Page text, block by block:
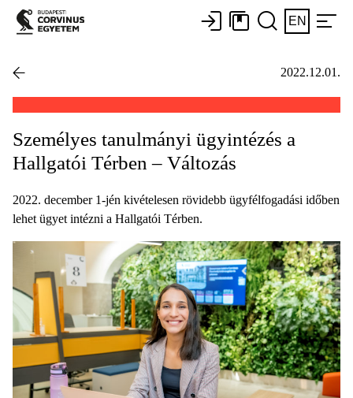
EN
2022.12.01.
Személyes tanulmányi ügyintézés a
Hallgatói Térben – Változás
2022. december 1-jén kivételesen rövidebb ügyfélfogadási időben
lehet ügyet intézni a Hallgatói Térben.